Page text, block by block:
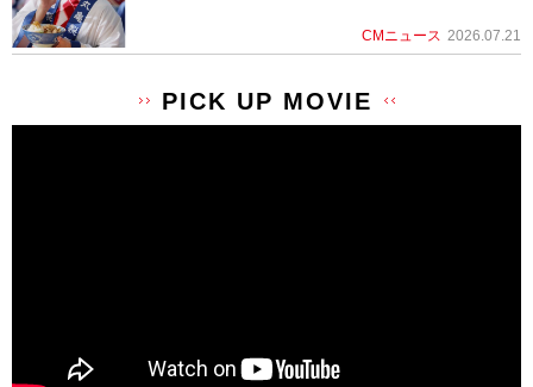
CMニュース 2026.07.21
PICK UP MOVIE